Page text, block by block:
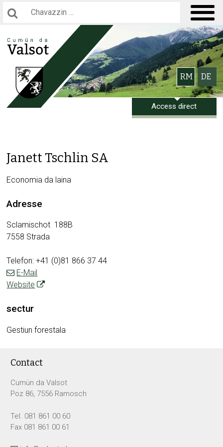
Navigieren in Gemeinde Valsot
Hauptnavigation
Bitte wählen
RM DE
Access direct
Janett Tschlin SA
Economia da laina
Adresse
Sclamischot 188B
7558 Strada
Telefon: +41 (0)81 866 37 44
E-Mail
Website
sectur
Gestiun forestala
Footer
Contact
Cumün da Valsot
Poz 86, 7556 Ramosch
Tel. 081 861 00 60
Fax 081 861 00 61